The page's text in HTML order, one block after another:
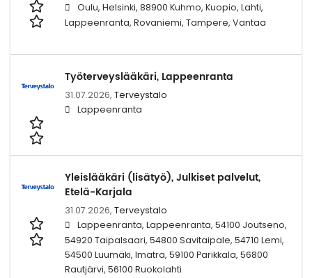
Oulu, Helsinki, 88900 Kuhmo, Kuopio, Lahti,
Lappeenranta, Rovaniemi, Tampere, Vantaa
Työterveyslääkäri, Lappeenranta
31.07.2026, Terveystalo
Lappeenranta
Yleislääkäri (lisätyö), Julkiset palvelut,
Etelä-Karjala
31.07.2026, Terveystalo
Lappeenranta, Lappeenranta, 54100 Joutseno,
54920 Taipalsaari, 54800 Savitaipale, 54710 Lemi,
54500 Luumäki, Imatra, 59100 Parikkala, 56800
Rautjärvi, 56100 Ruokolahti